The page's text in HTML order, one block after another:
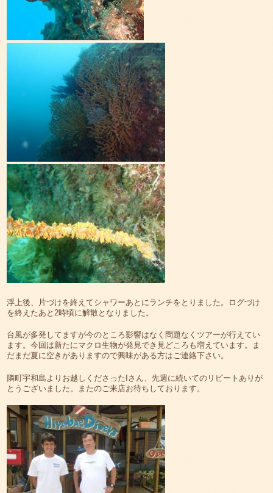
浮上後、片づけを終えてシャワーあとにランチをとりました。ログづけ
を終えたあと2時頃に解散となりました。
台風が多発してますが今のところ影響はなく問題なくツアーが行えてい
ます。今回は新たにマクロ生物が発見でき見どころも増えています。ま
だまだ夏に空きがありますので興味がある方はご連絡下さい。
隣町宇和島よりお越しくださったIさん、先週に続いてのリピートありが
とうございました。またのご来店お待ちしております。